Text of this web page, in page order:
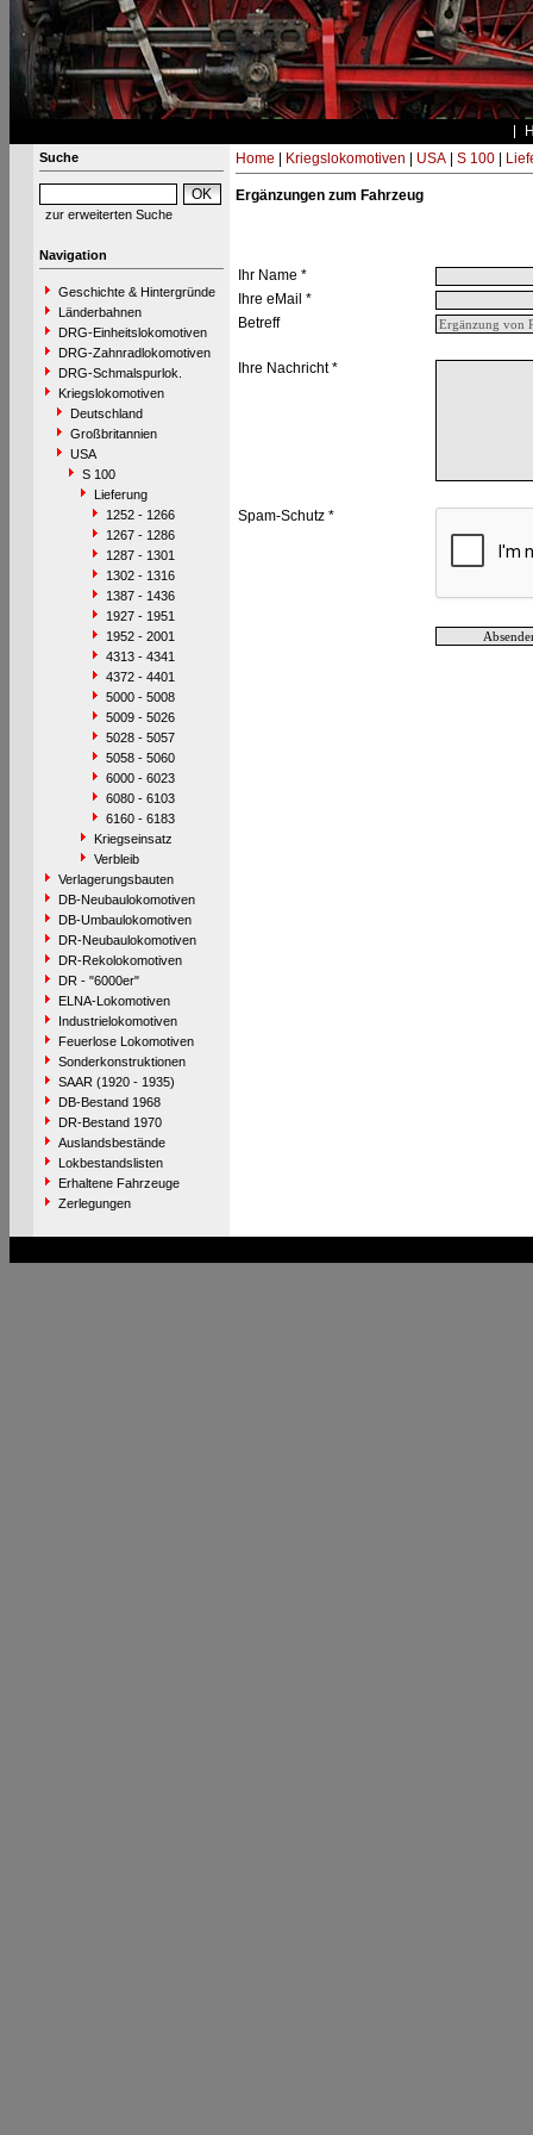
Suche
zur erweiterten Suche
Navigation
Geschichte & Hintergründe
Länderbahnen
DRG-Einheitslokomotiven
DRG-Zahnradlokomotiven
DRG-Schmalspurlok.
Kriegslokomotiven
Deutschland
Großbritannien
USA
S 100
Lieferung
1252 - 1266
1267 - 1286
1287 - 1301
1302 - 1316
1387 - 1436
1927 - 1951
1952 - 2001
4313 - 4341
4372 - 4401
5000 - 5008
5009 - 5026
5028 - 5057
5058 - 5060
6000 - 6023
6080 - 6103
6160 - 6183
Kriegseinsatz
Verbleib
Verlagerungsbauten
DB-Neubaulokomotiven
DB-Umbaulokomotiven
DR-Neubaulokomotiven
DR-Rekolokomotiven
DR - "6000er"
ELNA-Lokomotiven
Industrielokomotiven
Feuerlose Lokomotiven
Sonderkonstruktionen
SAAR (1920 - 1935)
DB-Bestand 1968
DR-Bestand 1970
Auslandsbestände
Lokbestandslisten
Erhaltene Fahrzeuge
Zerlegungen
Home Kriegslokomotiven USA| S 100|
Ergänzungen zum Fahrzeug
Ihr Name *
Ihre eMail *
Betreff
Ihre Nachricht *
Spam-Schutz *